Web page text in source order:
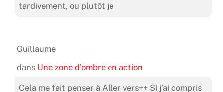
tardivement, ou plutôt je
Guillaume
dans Une zone d’ombre en action
Cela me fait penser à Aller vers++ Si j'ai compris